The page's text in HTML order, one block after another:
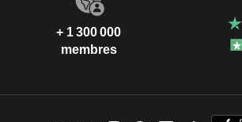
+ 1 300 000
membres